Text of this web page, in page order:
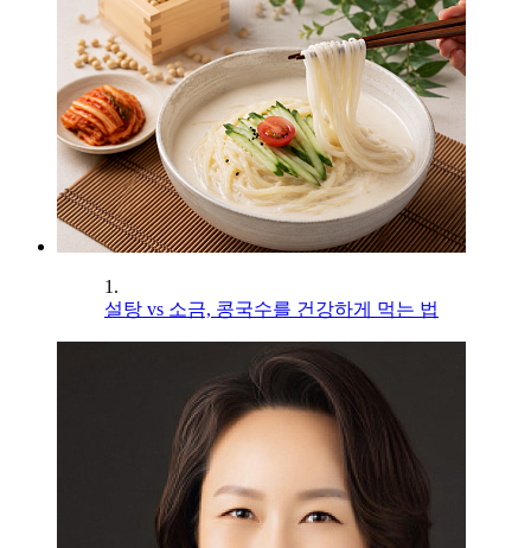
1.
설탕 vs 소금, 콩국수를 건강하게 먹는 법